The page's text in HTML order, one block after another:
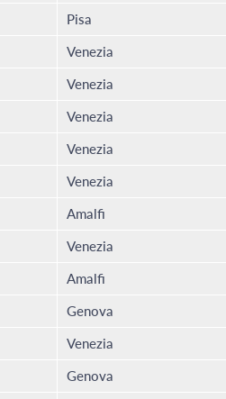
Pisa
Venezia
Venezia
Venezia
Venezia
Venezia
Amalfi
Venezia
Amalfi
Genova
Venezia
Genova